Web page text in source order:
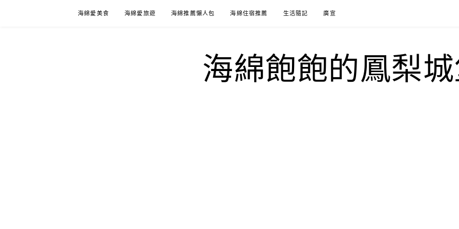
海綿愛美食 海綿愛旅遊 海綿推薦懶人包 海綿住宿推薦 生活隨記 廣宣
海綿飽飽的鳳梨